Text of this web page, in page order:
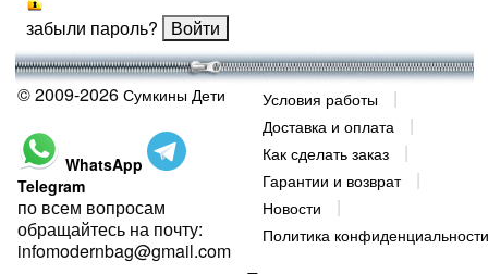
забыли пароль?
© 2009-2026 Сумкины Дети
WhatsApp
Telegram
по всем вопросам
обращайтесь на почту:
infomodernbag@gmail.com
Условия работы
Доставка и оплата
Как сделать заказ
Гарантии и возврат
Новости
Политика конфиденциальности